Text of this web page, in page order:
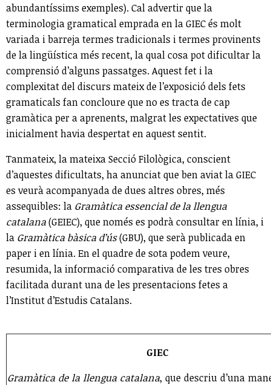
abundantíssims exemples). Cal advertir que la
terminologia gramatical emprada en la GIEC és molt
variada i barreja termes tradicionals i termes provinents
de la lingüística més recent, la qual cosa pot dificultar la
comprensió d’alguns passatges. Aquest fet i la
complexitat del discurs mateix de l’exposició dels fets
gramaticals fan concloure que no es tracta de cap
gramàtica per a aprenents, malgrat les expectatives que
inicialment havia despertat en aquest sentit.
Tanmateix, la mateixa Secció Filològica, conscient
d’aquestes dificultats, ha anunciat que ben aviat la GIEC
es veurà acompanyada de dues altres obres, més
assequibles: la Gramàtica essencial de la llengua
catalana(GEIEC), que només es podrà consultar en línia, i
la Gramàtica bàsica d’ús(GBU), que serà publicada en
paper i en línia. En el quadre de sota podem veure,
resumida, la informació comparativa de les tres obres
facilitada durant una de les presentacions fetes a
l’Institut d’Estudis Catalans.
GIEC
Gramàtica de la llengua catalana, que descriu d’una